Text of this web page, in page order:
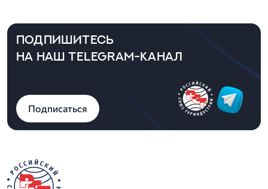
ПОДПИШИТЕСЬ
НА НАШ TELEGRAM-КАНАЛ
Подписаться